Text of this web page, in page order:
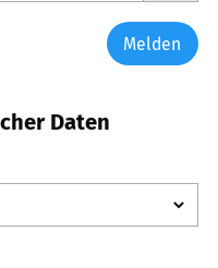
Melden
Daten